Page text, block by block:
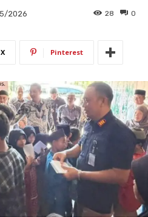
2026 0
28
X Pinterest